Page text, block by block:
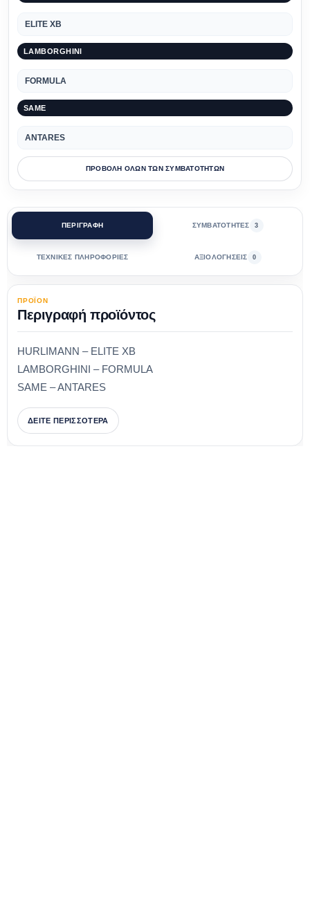
ELITE XB
LAMBORGHINI
FORMULA
SAME
ANTARES
ΠΡΟΒΟΛΗ ΟΛΩΝ ΤΩΝ ΣΥΜΒΑΤΟΤΗΤΩΝ
ΠΕΡΙΓΡΑΦΗ ΣΥΜΒΑΤΟΤΗΤΕΣ 3
ΤΕΧΝΙΚΕΣ ΠΛΗΡΟΦΟΡΙΕΣ ΑΞΙΟΛΟΓΗΣΕΙΣ 0
ΠΡΟΪΟΝ
Περιγραφή προϊόντος
HURLIMANN – ELITE XB
LAMBORGHINI – FORMULA
SAME – ANTARES
ΔΕΙΤΕ ΠΕΡΙΣΣΟΤΕΡΑ